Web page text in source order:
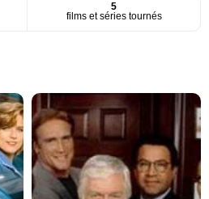
5
films et séries tournés